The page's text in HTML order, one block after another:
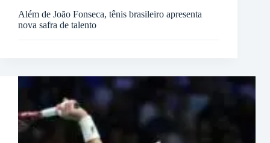
Além de João Fonseca, tênis brasileiro apresenta
nova safra de talento